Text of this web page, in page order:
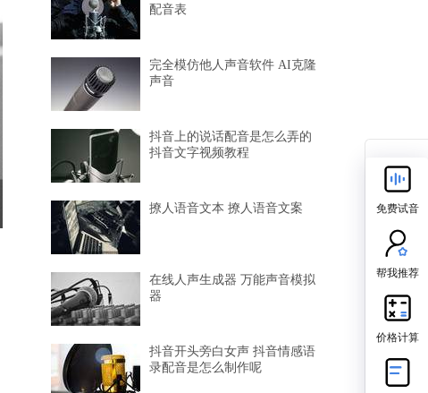
配音表
完全模仿他人声音软件 AI克隆
声音
抖音上的说话配音是怎么弄的
抖音文字视频教程
撩人语音文本 撩人语音文案
在线人声生成器 万能声音模拟
器
抖音开头旁白女声 抖音情感语
录配音是怎么制作呢
免费试音
帮我推荐
价格计算